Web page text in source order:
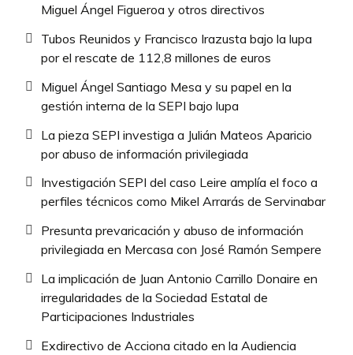
Miguel Ángel Figueroa y otros directivos
Tubos Reunidos y Francisco Irazusta bajo la lupa
por el rescate de 112,8 millones de euros
Miguel Ángel Santiago Mesa y su papel en la
gestión interna de la SEPI bajo lupa
La pieza SEPI investiga a Julián Mateos Aparicio
por abuso de información privilegiada
Investigación SEPI del caso Leire amplía el foco a
perfiles técnicos como Mikel Arrarás de Servinabar
Presunta prevaricación y abuso de información
privilegiada en Mercasa con José Ramón Sempere
La implicación de Juan Antonio Carrillo Donaire en
irregularidades de la Sociedad Estatal de
Participaciones Industriales
Exdirectivo de Acciona citado en la Audiencia